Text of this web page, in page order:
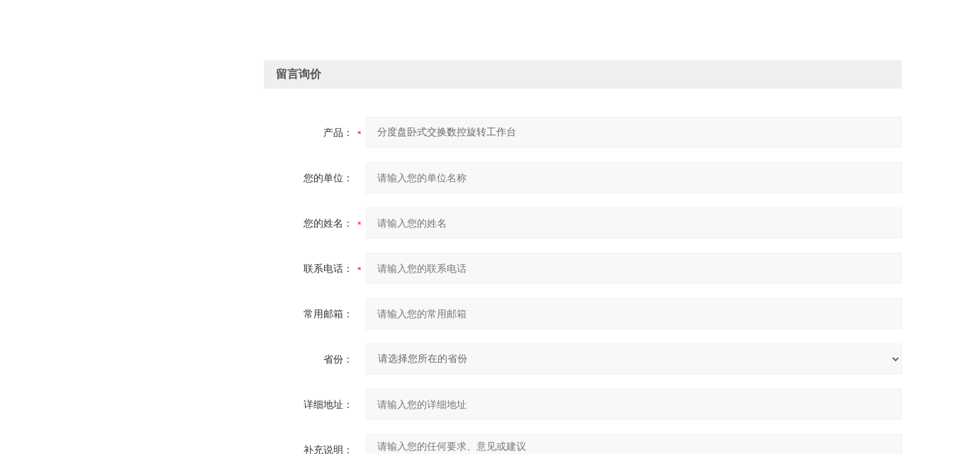
留言询价
产品：
您的单位：
您的姓名：
联系电话：
常用邮箱：
省份：
详细地址：
补充说明：